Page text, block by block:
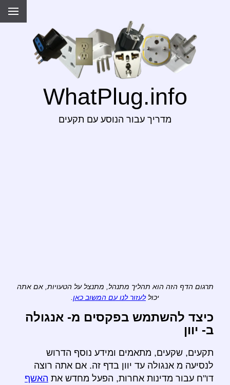
WhatPlug.info
מדריך עבור הנוסע עם תקעים
תרגום הדף הזה הוא תהליך מתנהל, מתנצל על הטעויות, אם אתה
יכוללעזור לנו עם המשוב כאן
כיצד להשתמש בפקסים מ- אנגולה
ב- יוון
תקעים, שקעים, מתאמים ומידע נוסף הדרוש
לנסיעה מ אנגולה עד יוון בדף זה. אם אתה רוצה
דו"ח עבור מדינות אחרות, הפעל מחדש את האשף